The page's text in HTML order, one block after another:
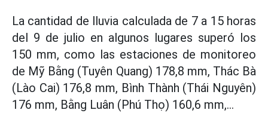
La cantidad de lluvia calculada de 7 a 15 horas
del 9 de julio en algunos lugares superó los
150 mm, como las estaciones de monitoreo
de Mỹ Bằng (Tuyên Quang) 178,8 mm, Thác Bà
(Lào Cai) 176,8 mm, Bình Thành (Thái Nguyên)
176 mm, Bằng Luân (Phú Thọ) 160,6 mm,...